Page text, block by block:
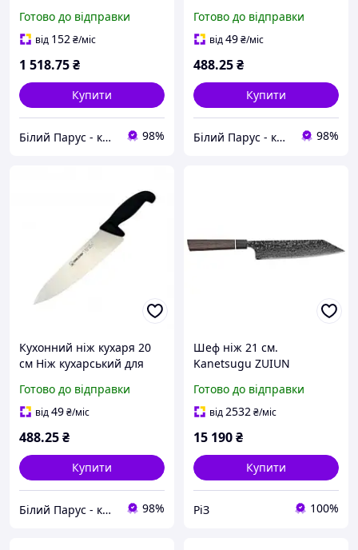
японський Японський ніж
сталь Японські ножі
Готово до відправки
від 152₴/міс
1 518.75₴
Купити
Білий Парус - комплексне обслуговування в сегменті HoReCa та B2B 98%
Універсальний Шеф ніж
Кухонний ніж кухаря
Готово до відправки
від49₴/міс
488.25₴
Купити
Білий Парус - комплексне обслуговування в сегменті HoReCa та B2B 98%
Кухонний ніж кухаря 20
см Ніж кухарський для
професійний
Універсальний Шеф ніж
Готово до відправки
від49₴/міс
488.25₴
Купити
Білий Парус - комплексне обслуговування в сегменті HoReCa та B2B 98%
Шеф ніж 21 см.
Kanetsugu ZUIUN
шари, Руків'я
Стабілізована деревина.
Готово до відправки
від2532₴/міс
15 190₴
Купити
РіЗ 100%